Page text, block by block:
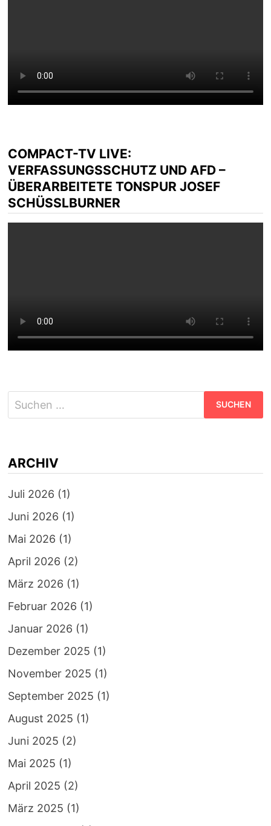
COMPACT-TV LIVE:
VERFASSUNGSSCHUTZ UND AFD –
ÜBERARBEITETE TONSPUR JOSEF
SCHÜSSLBURNER
Suchen
nach:
ARCHIV
Juli 2026 (1)
Juni 2026 (1)
Mai 2026 (1)
April 2026 (2)
März 2026 (1)
Februar 2026 (1)
Januar 2026 (1)
Dezember 2025 (1)
November 2025 (1)
September 2025 (1)
August 2025 (1)
Juni 2025 (2)
Mai 2025 (1)
April 2025 (2)
März 2025 (1)